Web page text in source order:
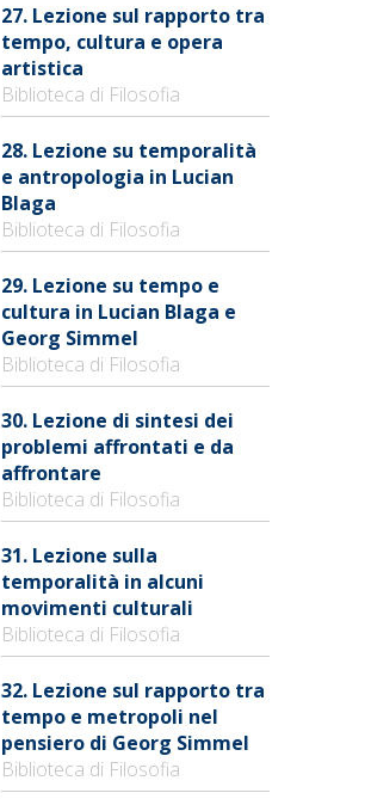
27. Lezione sul rapporto tra
tempo, cultura e opera
artistica
Biblioteca di Filosofia
28. Lezione su temporalità
e antropologia in Lucian
Blaga
Biblioteca di Filosofia
29. Lezione su tempo e
cultura in Lucian Blaga e
Georg Simmel
Biblioteca di Filosofia
30. Lezione di sintesi dei
problemi affrontati e da
affrontare
Biblioteca di Filosofia
31. Lezione sulla
temporalità in alcuni
movimenti culturali
Biblioteca di Filosofia
32. Lezione sul rapporto tra
tempo e metropoli nel
pensiero di Georg Simmel
Biblioteca di Filosofia